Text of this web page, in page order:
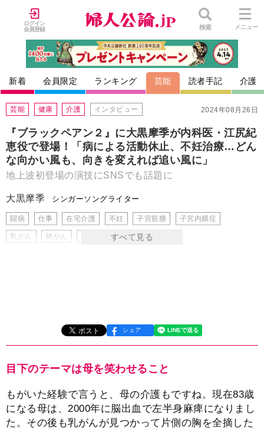
ログイン
会員登録
検索 メニュー
新着 会員限定 ランキング 芸能 読者手記 介護
2024年08月26日
芸能 健康 介護 インタビュー
『ブラックペアン２』に大黒摩季が内科医・江尻紀
恵役で登場！「病による活動休止、不妊治療…どん
な向かい風も、向きを変えれば追い風に」
地上波初登場の演技にSNSでも話題に
大黒摩季 シンガーソングライター
闘病 仕事 在宅介護 不妊 子宮筋腫 子宮内膜症
乳がん 肺がん
シェア
目下のテーマは母を笑わせること
もがいた経験で言うと、母の介護もですね。現在83歳
になる母は、2000年に脳出血で左半身麻痺になりまし
た。その後も乳がんが見つかって片側の胸を全摘した